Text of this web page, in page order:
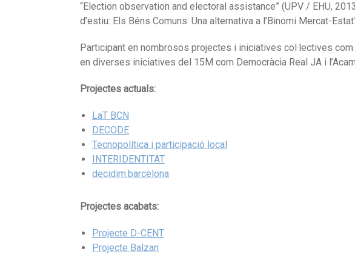
“Election observation and electoral assistance” (UPV / EHU,
d’estiu: Els Béns Comuns: Una alternativa a l’Binomi Mercat-
Participant en nombrosos projectes i iniciatives col·lectives com
en diverses iniciatives del 15M com Democràcia Real JA i
Projectes actuals:
LaT BCN
DECODE
Tecnopolítica i participació local
INTERIDENTITAT
decidim.barcelona
Projectes acabats:
Projecte D-CENT
Projecte Balzan